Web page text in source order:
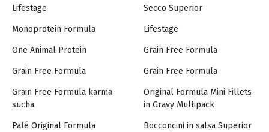
Lifestage
Monoprotein Formula
One Animal Protein
Grain Free Formula
Grain Free Formula karma
sucha
Paté Original Formula
Secco Superior
Lifestage
Grain Free Formula
Grain Free Formula
Original Formula Mini Fillets
in Gravy Multipack
Bocconcini in salsa Superior